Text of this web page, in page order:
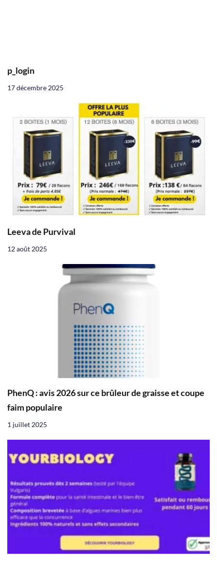
p_login
17 décembre 2025
Leeva de Purvival
12 août 2025
PhenQ : avis 2026 sur ce brûleur de graisse et coupe
faim populaire
1 juillet 2025